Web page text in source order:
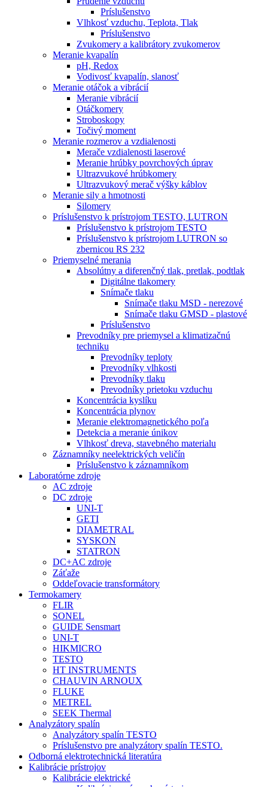
Príslušenstvo
Vlhkosť vzduchu, Teplota, Tlak
Príslušenstvo
Zvukomery a kalibrátory zvukomerov
Meranie kvapalín
pH, Redox
Vodivosť kvapalín, slanosť
Meranie otáčok a vibrácií
Meranie vibrácií
Otáčkomery
Stroboskopy
Točivý moment
Meranie rozmerov a vzdialenosti
Merače vzdialenosti laserové
Meranie hrúbky povrchových úprav
Ultrazvukové hrúbkomery
Ultrazvukový merač výšky káblov
Meranie sily a hmotnosti
Silomery
Príslušenstvo k prístrojom TESTO, LUTRON
Príslušenstvo k prístrojom TESTO
Príslušenstvo k prístrojom LUTRON so
zbernicou RS 232
Priemyselné merania
Absolútny a diferenčný tlak, pretlak, podtlak
Digitálne tlakomery
Snímače tlaku
Snímače tlaku MSD - nerezové
Snímače tlaku GMSD - plastové
Príslušenstvo
Prevodníky pre priemysel a klimatizačnú
techniku
Prevodníky teploty
Prevodníky vlhkosti
Prevodníky tlaku
Prevodníky prietoku vzduchu
Koncentrácia kyslíku
Koncentrácia plynov
Meranie elektromagnetického poľa
Detekcia a meranie únikov
Vlhkosť dreva, stavebného materialu
Záznamníky neelektrických veličín
Príslušenstvo k záznamníkom
Laboratórne zdroje
AC zdroje
DC zdroje
UNI-T
GETI
DIAMETRAL
SYSKON
STATRON
DC+AC zdroje
Záťaže
Oddeľovacie transformátory
Termokamery
FLIR
SONEL
GUIDE Sensmart
UNI-T
HIKMICRO
TESTO
HT INSTRUMENTS
CHAUVIN ARNOUX
FLUKE
METREL
SEEK Thermal
Analyzátory spalín
Analyzátory spalín TESTO
Príslušenstvo pre analyzátory spalín TESTO.
Odborná elektrotechnická literatúra
Kalibrácie prístrojov
Kalibrácie elektrické